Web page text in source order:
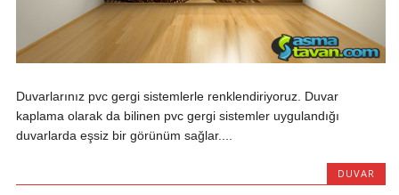
Duvarlarınız pvc gergi sistemlerle renklendiriyoruz. Duvar
kaplama olarak da bilinen pvc gergi sistemler uygulandığı
duvarlarda eşsiz bir görünüm sağlar....
DUVAR